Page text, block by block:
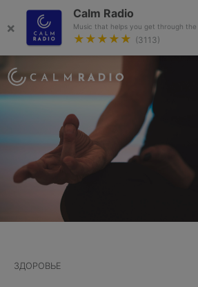
×
Calm Radio
Music that helps you get through the
★★★★★ (3113)
ЗДОРОВЬЕ